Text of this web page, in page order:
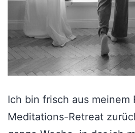
Ich bin frisch aus meinem
Meditations-Retreat